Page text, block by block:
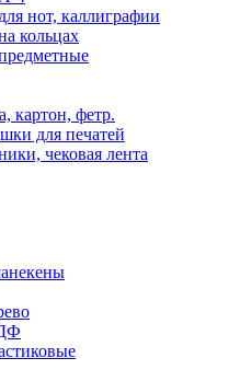
нот, каллиграфии
кольцах
картон, фетр.
для печатей
чековая лента